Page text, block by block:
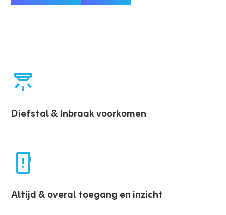
Diefstal & Inbraak voorkomen
Altijd & overal toegang en inzicht